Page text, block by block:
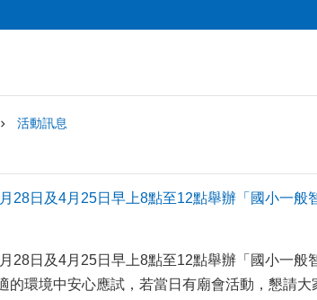
活動訊息
28日及4月25日早上8點至12點舉辦「國小一
28日及4月25日早上8點至12點舉辦「國小一般
的環境中安心應試，若當日有廟會活動，懇請大